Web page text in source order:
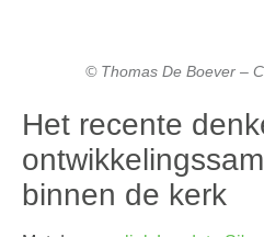
© Thomas De Boever –
Het recente
binnen de kerk